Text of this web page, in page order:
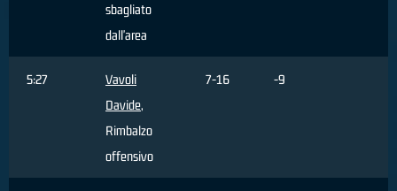
sbagliato
dall'area
5:27
Vavoli
Davide,
Rimbalzo
offensivo
7-16 -9